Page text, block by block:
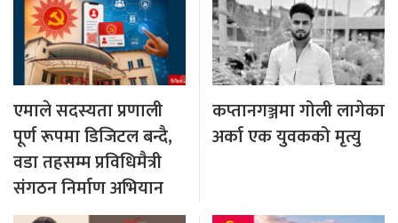
एमाले सदस्यता प्रणाली
पूर्ण रूपमा डिजिटल बन्दै,
वडा तहसम्म प्रविधिमैत्री
संगठन निर्माण अभियान
कप्तानगञ्जमा गोली लागेका
अर्का एक युवकको मृत्यु